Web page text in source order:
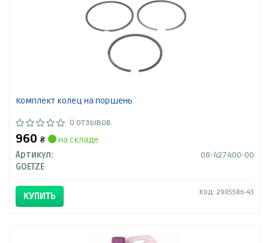
Комплект колец на поршень
0 отзывов
960 ₴
на складе
Артикул:
08-427400-00
GOETZE
КУПИТЬ Код: 2905586-43